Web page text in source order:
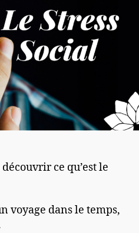
ce qu’est le
voyage dans le temps,